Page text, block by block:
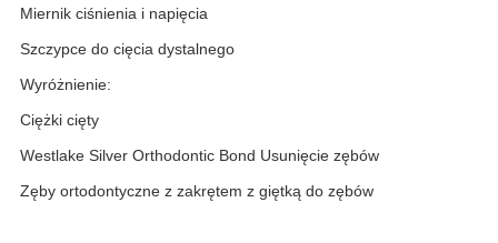
Miernik ciśnienia i napięcia
Szczypce do cięcia dystalnego
Wyróżnienie:
Ciężki cięty
Westlake Silver Orthodontic Bond Usunięcie zębów
Zęby ortodontyczne z zakrętem z giętką do zębów